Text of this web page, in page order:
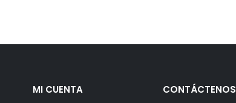
MI CUENTA CONTÁCTENOS